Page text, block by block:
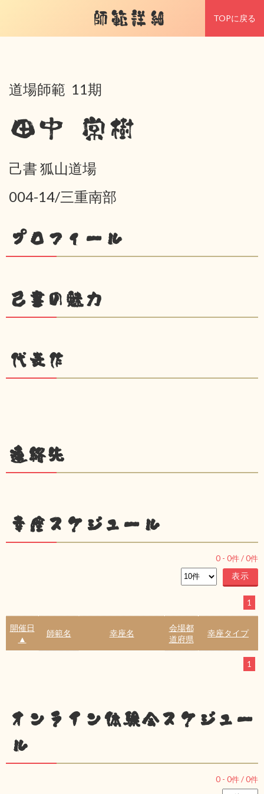
師範詳細 TOPに戻る
道場師範 11期
田中 常樹
己書 狐山道場
004-14/三重南部
プロフィール
己書の魅力
代表作
連絡先
幸座スケジュール
0 - 0件 /0件
1
開催日
▲
師範名 幸座名
会場都
道府県
幸座タイプ
1
オンライン体験会スケジュー
ル
0 - 0件 /0件